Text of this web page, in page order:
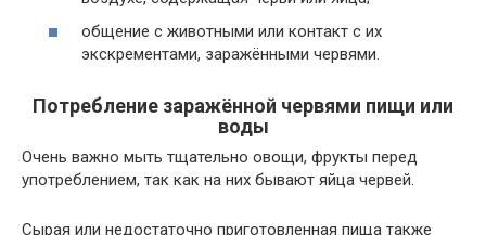
общение с животными или контакт с их
экскрементами, заражёнными червями.
Потребление заражённой червями пищи или
воды
Очень важно мыть тщательно овощи, фрукты перед
употреблением, так как на них бывают яйца червей.
Сырая или недостаточно приготовленная пища также